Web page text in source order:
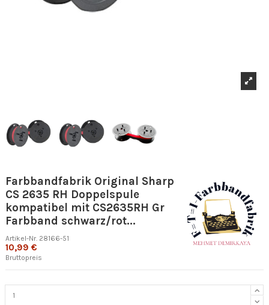
Farbbandfabrik Original Sharp
CS 2635 RH Doppelspule
kompatibel mit CS2635RH Gr
Farbband schwarz/rot...
Artikel-Nr. 28166-51
10,99 €
Bruttopreis